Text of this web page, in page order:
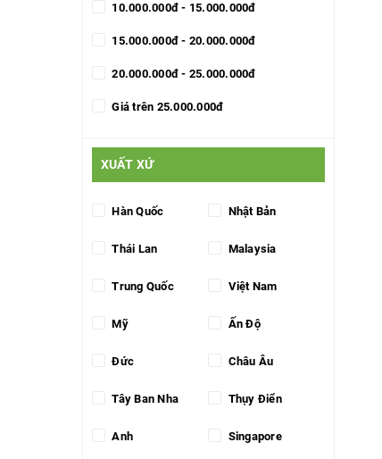
10.000.000đ - 15.000.000đ
15.000.000đ - 20.000.000đ
20.000.000đ - 25.000.000đ
Giá trên 25.000.000đ
XUẤT XỨ
Hàn Quốc Nhật Bản
Thái Lan Malaysia
Trung Quốc Việt Nam
Mỹ Ấn Độ
Đức Châu Âu
Tây Ban Nha Thụy Điển
Anh Singapore